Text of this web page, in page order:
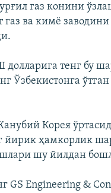
газ конини
газ ва кимё
тенг бу
Ўзбекистонга
Корея
йирик ҳамкорлик
шу йилдан
Engineering &